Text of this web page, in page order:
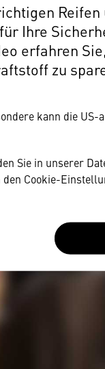
Ihre
erfahren
zu
Ihre
wir Ihnen gerne
Zustimmung, da
Nutzerverhalten
kann die US-
Sie in unserer
den Cookie-